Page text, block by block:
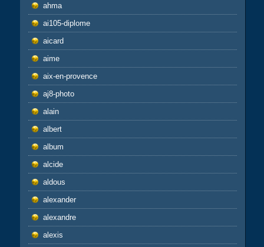
ahma
ai105-diplome
aicard
aime
aix-en-provence
aj8-photo
alain
albert
album
alcide
aldous
alexander
alexandre
alexis